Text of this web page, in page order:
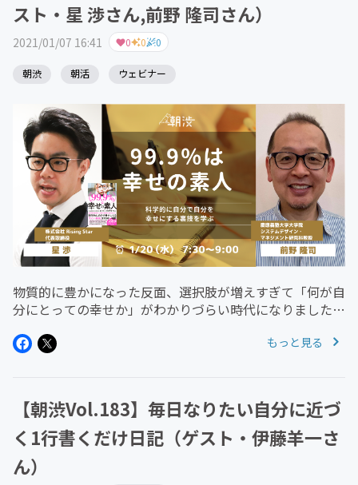
スト・星 渉さん,前野 隆司さん）
2021/01/07 16:41 0 0 0
朝渋 朝活 ウェビナー
物質的に豊かになった反面、選択肢が増えすぎて「何が自
分にとっての幸せか」がわかりづらい時代になりました。
周囲と自分の環境を比較して落ち込んでしまう…そんな時
もっと見る
【朝渋Vol.183】毎日なりたい自分に近づ
く1行書くだけ日記（ゲスト・伊藤羊一さ
ん）